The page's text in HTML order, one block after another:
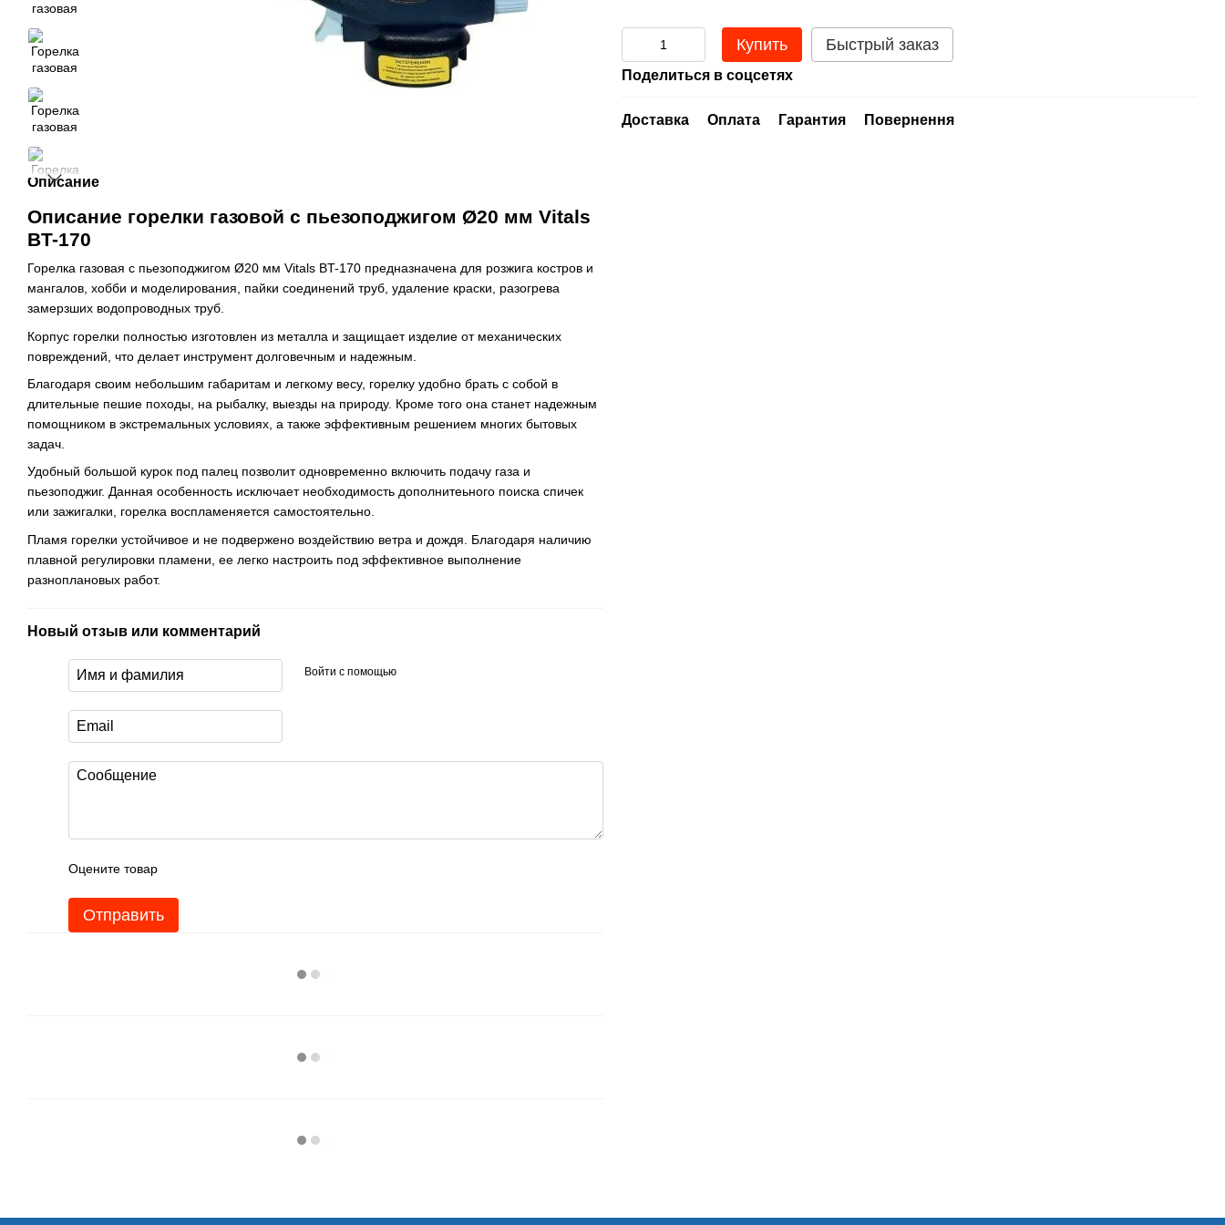
Описание
Описание горелки газовой с пьезоподжигом Ø20 мм Vitals
BT-170
Горелка газовая с пьезоподжигом Ø20 мм Vitals BT-170 предназначена для розжига костров и
мангалов, хобби и моделирования, пайки соединений труб, удаление краски, разогрева
замерзших водопроводных труб.
Корпус горелки полностью изготовлен из металла и защищает изделие от механических
повреждений, что делает инструмент долговечным и надежным.
Благодаря своим небольшим габаритам и легкому весу, горелку удобно брать с собой в
длительные пешие походы, на рыбалку, выезды на природу. Кроме того она станет надежным
помощником в экстремальных условиях, а также эффективным решением многих бытовых
задач.
Удобный большой курок под палец позволит одновременно включить подачу газа и
пьезоподжиг. Данная особенность исключает необходимость дополнитеьного поиска спичек
или зажигалки, горелка воспламеняется самостоятельно.
Пламя горелки устойчивое и не подвержено воздействию ветра и дождя. Благодаря наличию
плавной регулировки пламени, ее легко настроить под эффективное выполнение
разноплановых работ.
Новый отзыв или комментарий
Войти с помощью
Оцените товар
Отправить
Купить Быстрый заказ
Поделиться в соцсетях
Доставка Оплата Гарантия Повернення